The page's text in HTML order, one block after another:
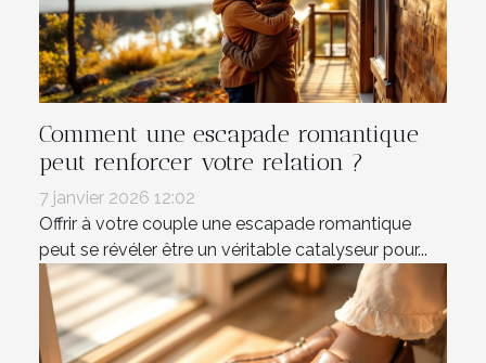
Comment une escapade romantique
peut renforcer votre relation ?
7 janvier 2026 12:02
Offrir à votre couple une escapade romantique
peut se révéler être un véritable catalyseur pour...